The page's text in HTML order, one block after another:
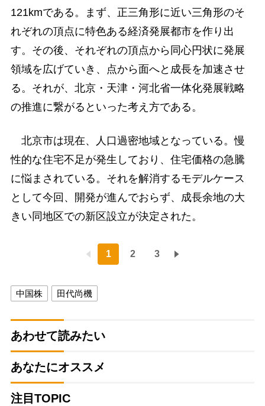
121kmである。まず、正三角形に近い三角形のそ
れぞれの頂点に特色ある経済発展都市を作り出
す。その後、それぞれの頂点から同心円状に発展
領域を広げていき、点から面へと成長を加速させ
る。それが、北京・天津・河北省一体化発展戦略
の推進に繋がるといった考え方である。
北京市は現在、人口過密地域となっている。慢
性的な住宅不足が発生しており、住宅価格の急騰
に悩まされている。それを解消するモデルケース
として今回、開発が進んでおらず、成長余地の大
きい同地区での新区設立が決定された。
1 2 3
中国株 田代尚機
あわせて読みたい
あなたにオススメ
注目TOPIC